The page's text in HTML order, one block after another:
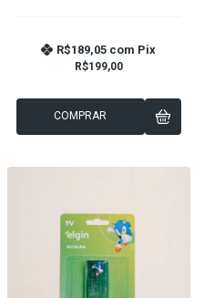
R$199,00
R$189,05 com Pix
COMPRAR